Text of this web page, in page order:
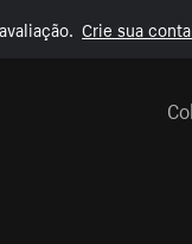
Crie sua